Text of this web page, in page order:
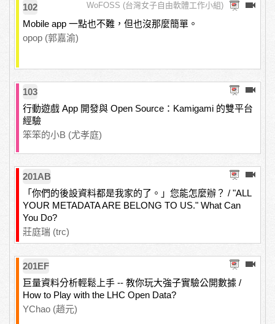
102 WoFOSS (台灣女子自由軟體工作小組)
Mobile app 一點也不難，但也沒那麼簡單。
opop (郭嘉渝)
103
行動遊戲 App 開發與 Open Source：Kamigami 的雙平台
經驗
笨笨的小B (尤孝庭)
201AB
「你們的後設資料都是我家的了。」您能怎麼辦？ / "ALL
YOUR METADATA ARE BELONG TO US." What Can
You Do?
莊庭瑞 (trc)
201EF
巨量資料分析輕鬆上手 -- 教你玩大強子實驗公開數據 /
How to Play with the LHC Open Data?
YChao (趙元)